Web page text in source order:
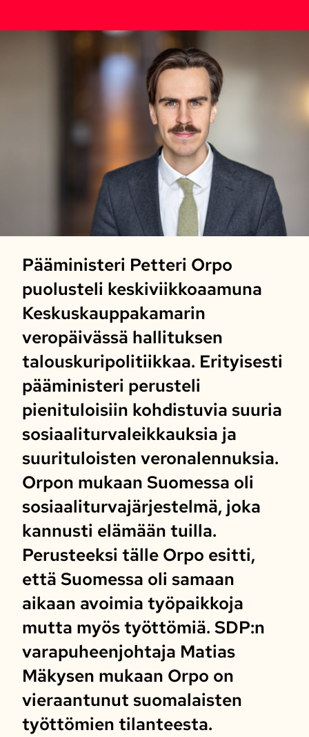
Pääministeri Petteri Orpo
puolusteli keskiviikkoaamuna
Keskuskauppakamarin
veropäivässä hallituksen
talouskuripolitiikkaa. Erityisesti
pääministeri perusteli
pienituloisiin kohdistuvia suuria
sosiaaliturvaleikkauksia ja
suurituloisten veronalennuksia.
Orpon mukaan Suomessa oli
sosiaaliturvajärjestelmä, joka
kannusti elämään tuilla.
Perusteeksi tälle Orpo esitti,
että Suomessa oli samaan
aikaan avoimia työpaikkoja
mutta myös työttömiä. SDP:n
varapuheenjohtaja Matias
Mäkysen mukaan Orpo on
vieraantunut suomalaisten
työttömien tilanteesta.